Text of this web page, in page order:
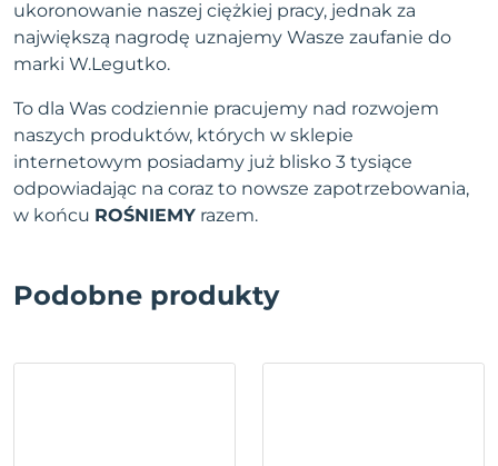
ukoronowanie naszej ciężkiej pracy, jednak za
największą nagrodę uznajemy Wasze zaufanie do
marki W.Legutko.
To dla Was codziennie pracujemy nad rozwojem
naszych produktów, których w sklepie
internetowym posiadamy już blisko 3 tysiące
odpowiadając na coraz to nowsze zapotrzebowania,
w końcu ROŚNIEMY razem.
Podobne produkty